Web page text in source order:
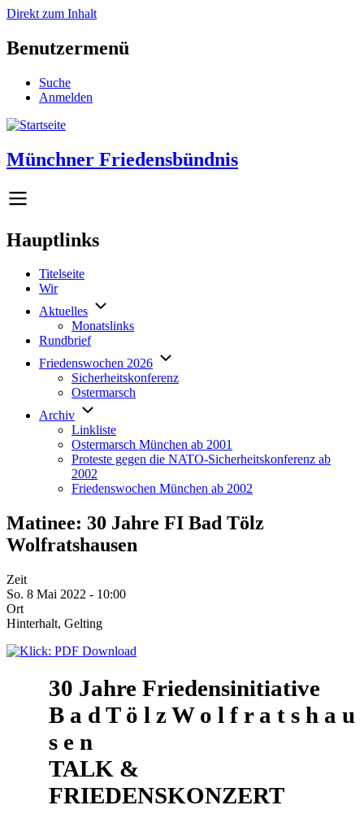
Direkt zum Inhalt
Benutzermenü
Suche
Anmelden
Münchner Friedensbündnis
Hauptlinks
Titelseite
Wir
Aktuelles
Monatslinks
Rundbrief
Friedenswochen 2026
Sicherheitskonferenz
Ostermarsch
Archiv
Linkliste
Ostermarsch München ab 2001
Proteste gegen die NATO-Sicherheitskonferenz ab
2002
Friedenswochen München ab 2002
Matinee: 30 Jahre FI Bad Tölz
Wolfratshausen
Zeit
So. 8 Mai 2022 - 10:00
Ort
Hinterhalt, Gelting
30 Jahre Friedensinitiative
B a d T ö l z W o l f r a t s h a u
s e n
TALK &
FRIEDENSKONZERT